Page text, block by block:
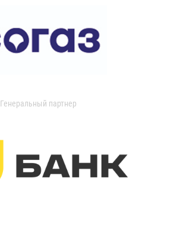
Генеральный партнер